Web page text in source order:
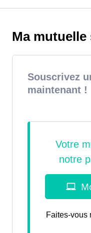
Ma mutuelle
Souscrivez
maintenant !
Faites-vous